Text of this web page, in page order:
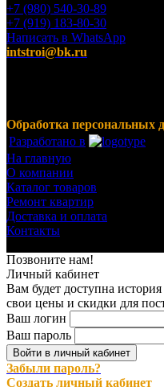
+7 (980) 540-30-89
+7 (919) 183-80-30
Написать в WhatsApp
intstroi@bk.ru
Обработка персональных
Разработано в
На главную
О компании
Каталог товаров
Ремонт квартир
Доставка и оплата
Контакты
Позвоните нам!
Личный кабинет
Вам будет доступна
свои цены и скидки для
Ваш логин
Ваш пароль
Войти в личный кабинет
Забыли пароль?
Создать личный кабинет